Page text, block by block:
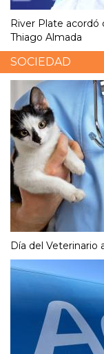
River Plate acordó
Thiago Almada
SOCIEDAD
Día del Veterinario